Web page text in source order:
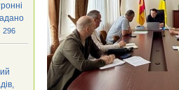
296